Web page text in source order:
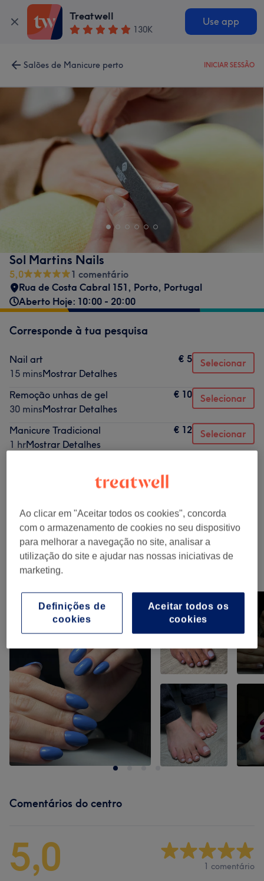
Treatwell
130K
Use app
Salões de Manicure perto INICIAR SESSÃO
Sol Martins Nails
5,0
1 comentário
Rua de Costa Cabral 151, Porto, Portugal
Aberto Hoje: 10:00 - 20:00
Corresponde à tua pesquisa
Nail art
15 minsMostrar Detalhes
€ 5 Selecionar
Remoção unhas de gel
30 minsMostrar Detalhes
€ 10 Selecionar
Manicure Tradicional
1 hrMostrar Detalhes
€ 12 Selecionar
Não é o que estavas à procura?
Tratamento De Unhas (9) desde € 5
O nosso Trabalho
Comentários do centro
5,0 1 comentário
Ao clicar em "Aceitar todos os cookies", concorda
com o armazenamento de cookies no seu dispositivo
para melhorar a navegação no site, analisar a
utilização do site e ajudar nas nossas iniciativas de
marketing.
Aceitar todos os
cookies
Definições de
cookies